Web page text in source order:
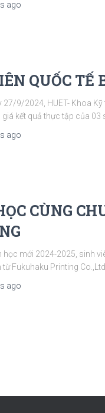
ago
QUỐC TẾ
9/2024, HUET- Khoa
kết quả thực tập của 03
ago
CÙNG
học mới 2024-2025, sinh
từ Fukuhaku Printing
ago